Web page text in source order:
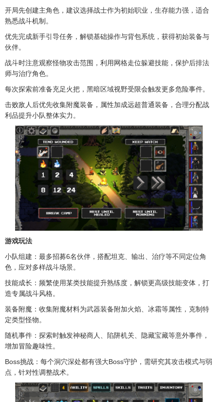
开局先创建主角色，建议选择战士作为初始职业，生存能力强，适合
熟悉战斗机制。
优先完成新手引导任务，解锁基础操作与背包系统，获得初始装备与
伙伴。
战斗时注意观察怪物攻击范围，利用网格走位躲避技能，保护后排法
师与治疗角色。
每次探索前准备充足火把，黑暗区域视野受限会触发更多危险事件。
击败敌人后优先收集附魔装备，属性加成远超普通装备，合理分配战
利品提升小队整体实力。
游戏玩法
小队组建：最多招募6名伙伴，搭配坦克、输出、治疗等不同定位角
色，应对多样战斗场景。
技能成长：频繁使用某类技能提升熟练度，解锁更高级技能变体，打
造专属战斗风格。
装备附魔：收集附魔材料为武器装备附加火焰、冰霜等属性，克制特
定类型怪物。
随机事件：探索时触发神秘商人、陷阱机关、隐藏宝藏等意外事件，
增加冒险趣味性。
Boss挑战：每个洞穴深处都有强大Boss守护，需研究其攻击模式与弱
点，针对性调整战术。